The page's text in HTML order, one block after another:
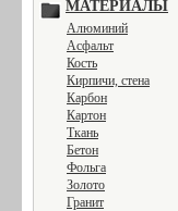
МАТЕРИАЛЫ
Алюминий
Асфальт
Кость
Кирпичи, стена
Карбон
Картон
Ткань
Бетон
Фольга
Золото
Гранит